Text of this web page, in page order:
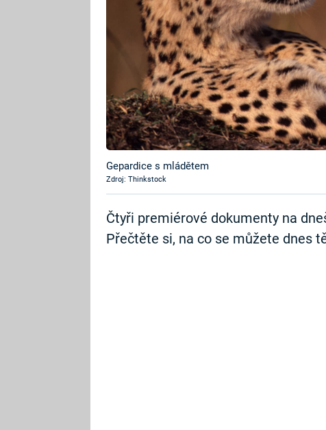
Gepardice s mládětem
Zdroj: Thinkstock
Čtyři premiérové dokumenty na
Přečtěte si, na co se můžete dnes